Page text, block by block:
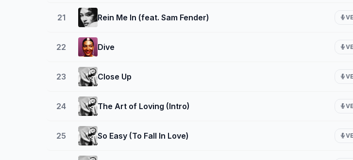
21 Rein Me In (feat. Sam Fender)
22 Dive
23 Close Up
24 The Art of Loving (Intro)
25 So Easy (To Fall In Love)